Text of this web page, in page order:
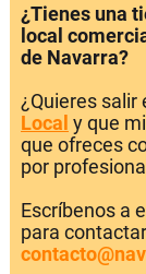
¿Tienes una
local
de Navarra?
¿Quieres salir
Local y que
que ofreces
por
Escríbenos a
para